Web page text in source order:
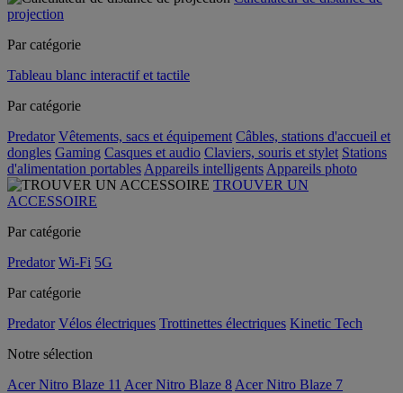
projection
Par catégorie
Tableau blanc interactif et tactile
Par catégorie
Predator Vêtements, sacs et équipement Câbles, stations d'accueil et
dongles Gaming Casques et audio Claviers, souris et stylet Stations
d'alimentation portables Appareils intelligents Appareils photo
TROUVER UN
ACCESSOIRE
Par catégorie
Predator Wi-Fi 5G
Par catégorie
Predator Vélos électriques Trottinettes électriques Kinetic Tech
Notre sélection
Acer Nitro Blaze 11 Acer Nitro Blaze 8 Acer Nitro Blaze 7